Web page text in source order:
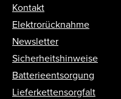
Kontakt
Elektrorücknahme
Newsletter
Sicherheitshinweise
Batterieentsorgung
Lieferkettensorgfalt